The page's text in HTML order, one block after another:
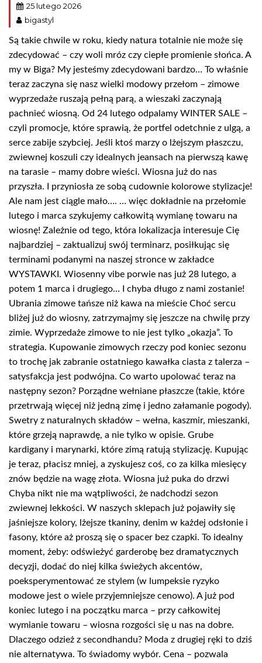
25 lutego 2026
bigastyl
Są takie chwile w roku, kiedy natura totalnie nie może się
zdecydować – czy woli mróz czy ciepłe promienie słońca. A
my w Biga? My jesteśmy zdecydowani bardzo… To właśnie
teraz zaczyna się nasz wielki modowy przełom – zimowe
wyprzedaże ruszają pełną parą, a wieszaki zaczynają
pachnieć wiosną. Od 24 lutego odpalamy WINTER SALE –
czyli promocje, które sprawią, że portfel odetchnie z ulgą, a
serce zabije szybciej. Jeśli ktoś marzy o lżejszym płaszczu,
zwiewnej koszuli czy idealnych jeansach na pierwszą kawę
na tarasie – mamy dobre wieści. Wiosna już do nas
przyszła. I przyniosła ze sobą cudownie kolorowe stylizacje!
Ale nam jest ciągle mało…. … więc dokładnie na przełomie
lutego i marca szykujemy całkowitą wymianę towaru na
wiosnę! Zależnie od tego, która lokalizacja interesuje Cię
najbardziej – zaktualizuj swój terminarz, posiłkując się
terminami podanymi na naszej stronce w zakładce
WYSTAWKI. Wiosenny vibe porwie nas już 28 lutego, a
potem 1 marca i drugiego… I chyba długo z nami zostanie!
Ubrania zimowe tańsze niż kawa na mieście Choć sercu
bliżej już do wiosny, zatrzymajmy się jeszcze na chwilę przy
zimie. Wyprzedaże zimowe to nie jest tylko „okazja”. To
strategia. Kupowanie zimowych rzeczy pod koniec sezonu
to trochę jak zabranie ostatniego kawałka ciasta z talerza –
satysfakcja jest podwójna. Co warto upolować teraz na
następny sezon? Porządne wełniane płaszcze (takie, które
przetrwają więcej niż jedną zimę i jedno załamanie pogody).
Swetry z naturalnych składów – wełna, kaszmir, mieszanki,
które grzeją naprawdę, a nie tylko w opisie. Grube
kardigany i marynarki, które zimą ratują stylizację. Kupując
je teraz, płacisz mniej, a zyskujesz coś, co za kilka miesięcy
znów będzie na wagę złota. Wiosna już puka do drzwi
Chyba nikt nie ma wątpliwości, że nadchodzi sezon
zwiewnej lekkości. W naszych sklepach już pojawiły się
jaśniejsze kolory, lżejsze tkaniny, denim w każdej odsłonie i
fasony, które aż proszą się o spacer bez czapki. To idealny
moment, żeby: odświeżyć garderobę bez dramatycznych
decyzji, dodać do niej kilka świeżych akcentów,
poeksperymentować ze stylem (w lumpeksie ryzyko
modowe jest o wiele przyjemniejsze cenowo). A już pod
koniec lutego i na początku marca – przy całkowitej
wymianie towaru – wiosna rozgości się u nas na dobre.
Dlaczego odzież z secondhandu? Moda z drugiej ręki to dziś
nie alternatywa. To świadomy wybór. Cena – pozwala